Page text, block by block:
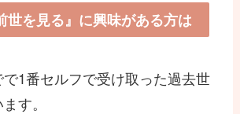
世を見る』に興味がある方は
1番セルフで受け取った過去世
す。